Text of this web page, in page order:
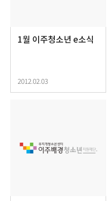
1월 이주청소년 e소식
2012.02.03